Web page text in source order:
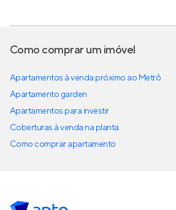
Como comprar um imóvel
Apartamentos à venda próximo ao Metrô
Apartamento garden
Apartamentos para investir
Coberturas à venda na planta
Como comprar apartamento